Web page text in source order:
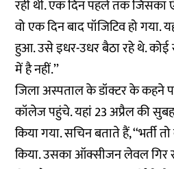
रही थी. एक दिन पहले तक जिसका
वो एक दिन बाद पॉजिटिव हो गया.
हुआ. उसे इधर-उधर बैठा रहे थे.
में है नहीं.’’
जिला अस्पताल के डॉक्टर के कहने
कॉलेज पहुंचे. यहां 23 अप्रैल की सुबह
किया गया. सचिन बताते हैं, ‘‘भर्ती
किया. उसका ऑक्सीजन लेवल गिर